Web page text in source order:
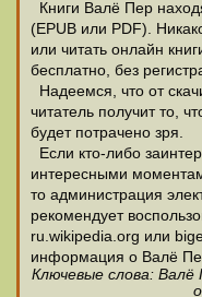
Книги Валё Пер
(EPUB или PDF).
или читать онлайн
бесплатно, без
Надеемся, что от
читатель получит то,
будет потрачено зря.
Если кто-либо
интересными
то администрация
рекомендует
ru.wikipedia.org или
информация о Валё
Ключевые слова: